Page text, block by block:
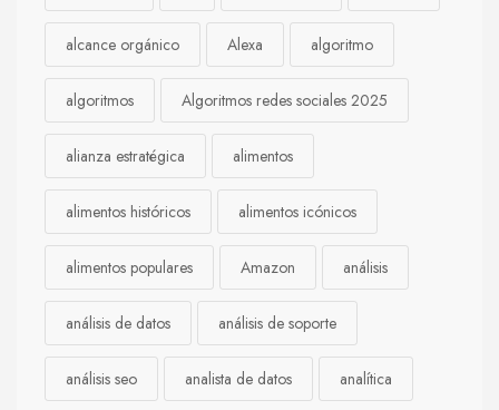
alcance orgánico Alexa algoritmo
algoritmos Algoritmos redes sociales 2025
alianza estratégica alimentos
alimentos históricos alimentos icónicos
alimentos populares Amazon análisis
análisis de datos análisis de soporte
análisis seo analista de datos analítica